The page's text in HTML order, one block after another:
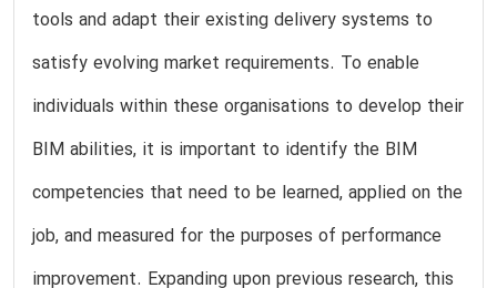
tools and adapt their existing delivery systems to
satisfy evolving market requirements. To enable
individuals within these organisations to develop their
BIM abilities, it is important to identify the BIM
competencies that need to be learned, applied on the
job, and measured for the purposes of performance
improvement. Expanding upon previous research, this